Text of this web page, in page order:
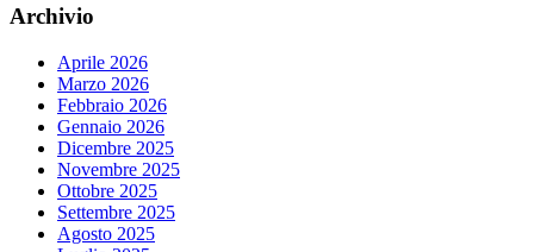
Archivio
Aprile 2026
Marzo 2026
Febbraio 2026
Gennaio 2026
Dicembre 2025
Novembre 2025
Ottobre 2025
Settembre 2025
Agosto 2025